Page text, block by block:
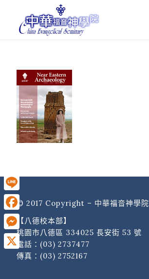
© 2017 Copyright – 中華福音神學院
【八德校本部】
桃園市八德區 334025 長安街 53 號
電話： (03) 2737477
傳真：(03) 2752167
Line
Facebook
Messenger